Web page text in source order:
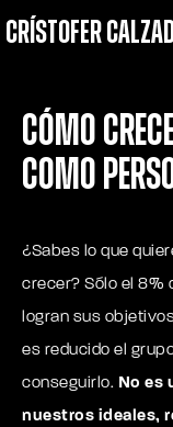
CRÍSTOFER
Cómo
como
¿Sabes lo que
crecer? Sólo el 8%
logran sus
es reducido el
conseguirlo. No es
nuestros ideales,